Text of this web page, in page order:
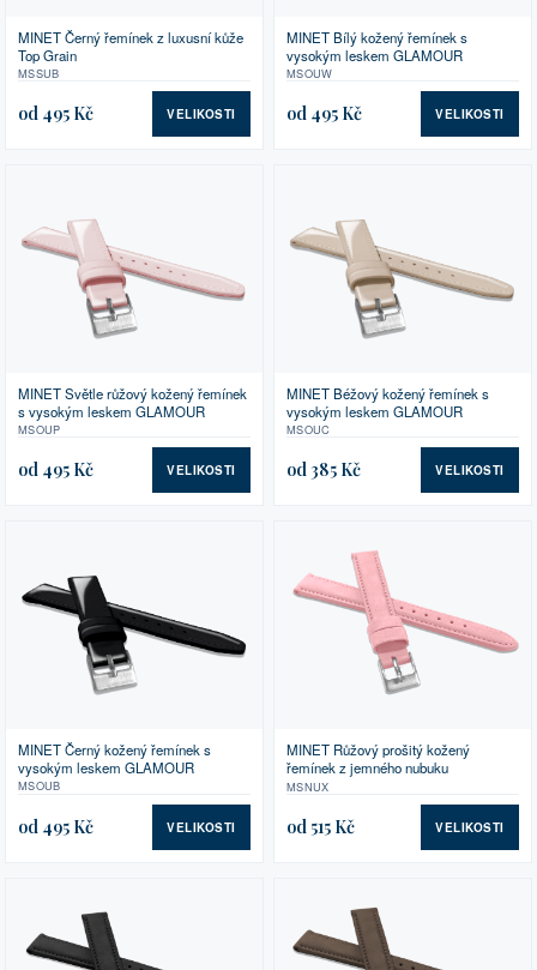
MINET Černý řemínek z luxusní kůže
Top Grain
MSSUB
od 495 Kč VELIKOSTI
MINET Bílý kožený řemínek s
vysokým leskem GLAMOUR
MSOUW
od 495 Kč VELIKOSTI
MINET Světle růžový kožený řemínek
s vysokým leskem GLAMOUR
MSOUP
od 495 Kč VELIKOSTI
MINET Béžový kožený řemínek s
vysokým leskem GLAMOUR
MSOUC
od 385 Kč VELIKOSTI
MINET Černý kožený řemínek s
vysokým leskem GLAMOUR
MSOUB
od 495 Kč VELIKOSTI
MINET Růžový prošitý kožený
řemínek z jemného nubuku
MSNUX
od 515 Kč VELIKOSTI